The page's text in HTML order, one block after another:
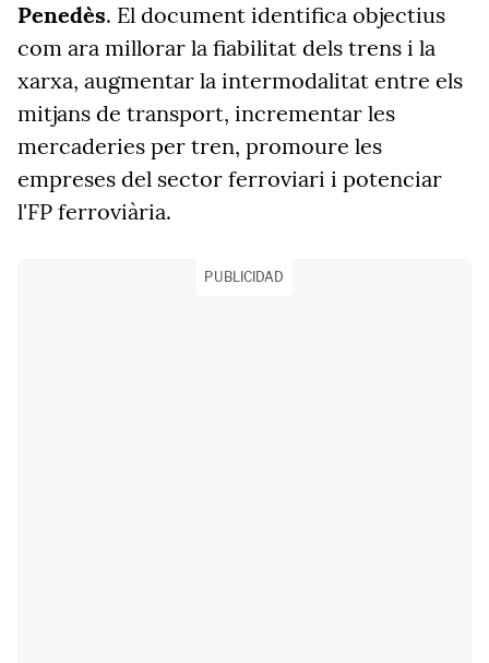
Penedès. El document identifica objectius
com ara millorar la fiabilitat dels trens i la
xarxa, augmentar la intermodalitat entre els
mitjans de transport, incrementar les
mercaderies per tren, promoure les
empreses del sector ferroviari i potenciar
l'FP ferroviària.
PUBLICIDAD